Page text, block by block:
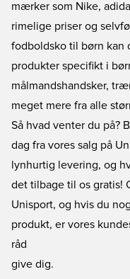
mærker som Nike,
rimelige priser og
fodboldsko til børn kan
produkter specifikt i
målmandshandsker,
meget mere fra alle
Så hvad venter du på?
dag fra vores salg på
lynhurtig levering, og
det tilbage til os gratis!
Unisport, og hvis du
produkt, er vores
råd
give dig.